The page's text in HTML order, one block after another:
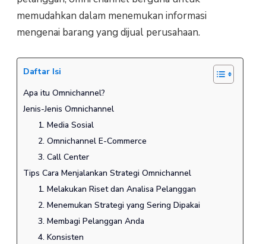
memudahkan dalam menemukan informasi
mengenai barang yang dijual perusahaan.
Daftar Isi
Apa itu Omnichannel?
Jenis-Jenis Omnichannel
1. Media Sosial
2. Omnichannel E-Commerce
3. Call Center
Tips Cara Menjalankan Strategi Omnichannel
1. Melakukan Riset dan Analisa Pelanggan
2. Menemukan Strategi yang Sering Dipakai
3. Membagi Pelanggan Anda
4. Konsisten